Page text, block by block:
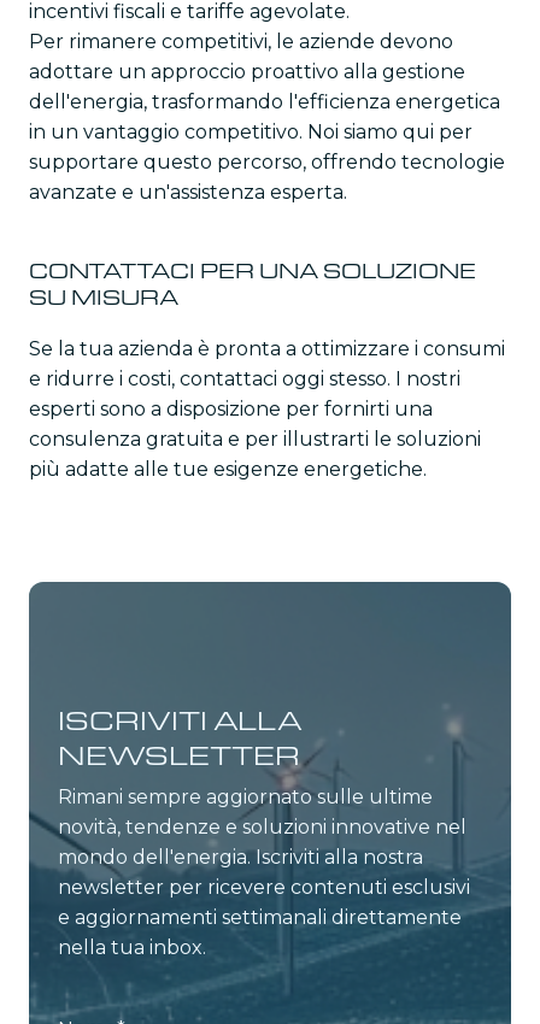
incentivi fiscali e tariffe agevolate.
Per rimanere competitivi, le aziende devono
adottare un approccio proattivo alla gestione
dell'energia, trasformando l'efficienza energetica
in un vantaggio competitivo. Noi siamo qui per
supportare questo percorso, offrendo tecnologie
avanzate e un'assistenza esperta.
CONTATTACI PER UNA SOLUZIONE
SU MISURA
Se la tua azienda è pronta a ottimizzare i consumi
e ridurre i costi, contattaci oggi stesso. I nostri
esperti sono a disposizione per fornirti una
consulenza gratuita e per illustrarti le soluzioni
più adatte alle tue esigenze energetiche.
ISCRIVITI ALLA
NEWSLETTER
Rimani sempre aggiornato sulle ultime
novità, tendenze e soluzioni innovative nel
mondo dell'energia. Iscriviti alla nostra
newsletter per ricevere contenuti esclusivi
e aggiornamenti settimanali direttamente
nella tua inbox.